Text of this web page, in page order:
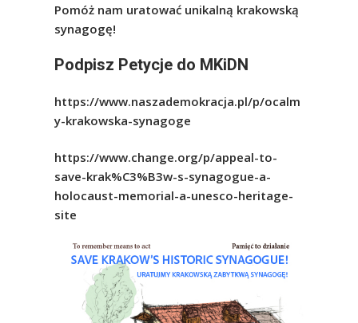
Pomóż nam uratować unikalną krakowską
synagogę!
Podpisz Petycje do MKiDN
https://www.naszademokracja.pl/p/ocalm
y-krakowska-synagoge
https://www.change.org/p/appeal-to-
save-krak%C3%B3w-s-synagogue-a-
holocaust-memorial-a-unesco-heritage-
site